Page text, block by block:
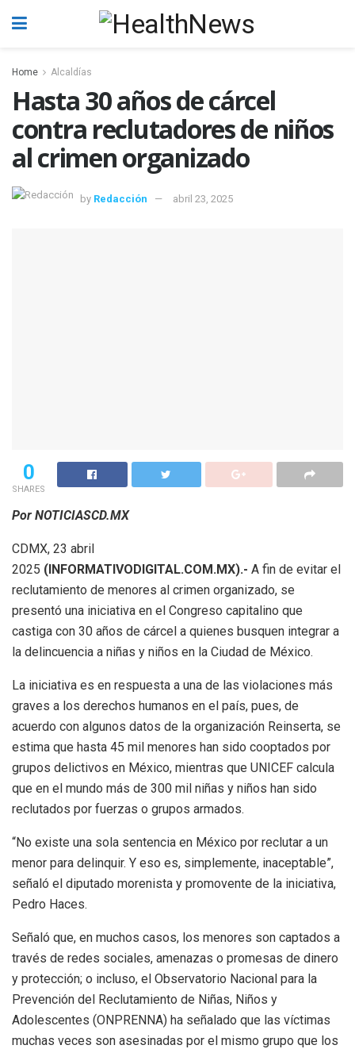
Home Alcaldías
Hasta 30 años de cárcel
contra reclutadores de niños
al crimen organizado
by Redacción abril 23, 2025
0
SHARES
Por NOTICIASCD.MX
CDMX, 23 abril
2025 (INFORMATIVODIGITAL.COM.MX).- A fin de evitar el
reclutamiento de menores al crimen organizado, se
presentó una iniciativa en el Congreso capitalino que
castiga con 30 años de cárcel a quienes busquen integrar a
la delincuencia a niñas y niños en la Ciudad de México.
La iniciativa es en respuesta a una de las violaciones más
graves a los derechos humanos en el país, pues, de
acuerdo con algunos datos de la organización Reinserta, se
estima que hasta 45 mil menores han sido cooptados por
grupos delictivos en México, mientras que UNICEF calcula
que en el mundo más de 300 mil niñas y niños han sido
reclutados por fuerzas o grupos armados.
“No existe una sola sentencia en México por reclutar a un
menor para delinquir. Y eso es, simplemente, inaceptable”,
señaló el diputado morenista y promovente de la iniciativa,
Pedro Haces.
Señaló que, en muchos casos, los menores son captados a
través de redes sociales, amenazas o promesas de dinero
y protección; o incluso, el Observatorio Nacional para la
Prevención del Reclutamiento de Niñas, Niños y
Adolescentes (ONPRENNA) ha señalado que las víctimas
muchas veces son asesinadas por el mismo grupo que los